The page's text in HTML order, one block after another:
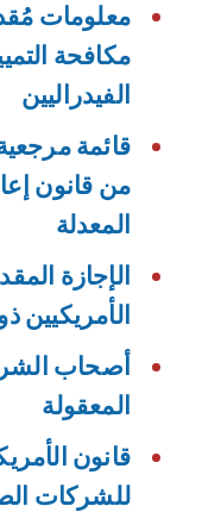
مكافحة
الفيدراليين
المعدلة
الإجازة
الأمريكيين
أصحاب
المعقولة
قانون
للشركات